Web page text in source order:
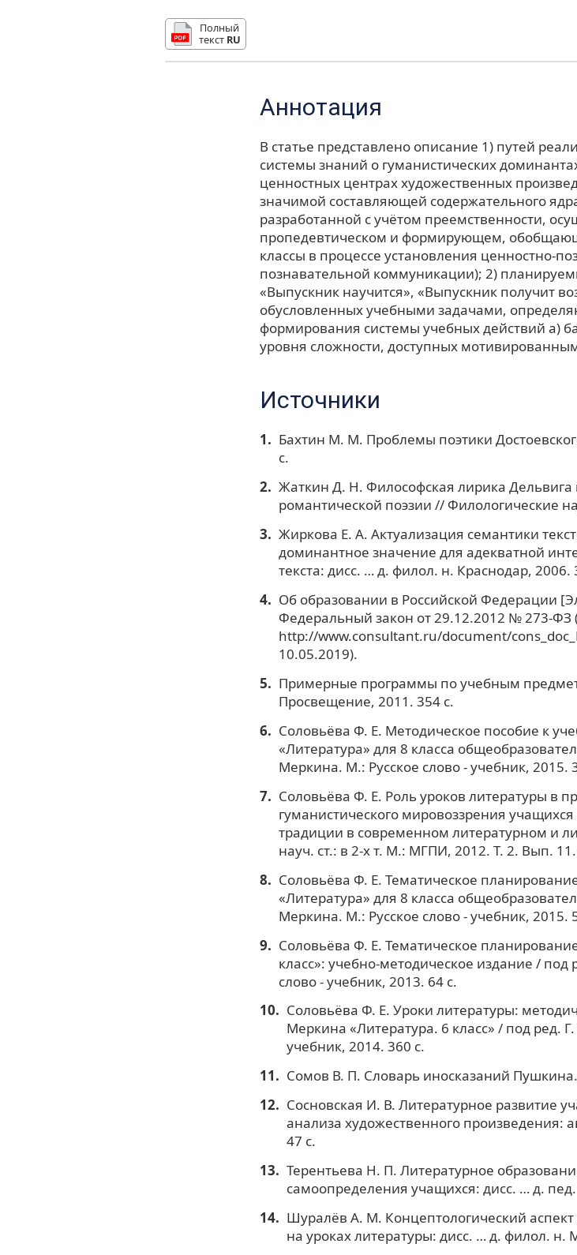
Полный
текст RU
Аннотация
В статье представлено описание 1) путей
системы знаний о гуманистических
ценностных центрах художественных
значимой составляющей содержательного
разработанной с учётом преемственности,
пропедевтическом и формирующем,
классы в процессе установления ценностно-
познавательной коммуникации); 2)
«Выпускник научится», «Выпускник получит
обусловленных учебными задачами,
формирования системы учебных действий а)
уровня сложности, доступных
Источники
Бахтин М. М. Проблемы поэтики
с.
Жаткин Д. Н. Философская лирика Дельвига
романтической поэзии // Филологические
Жиркова Е. А. Актуализация семантики
доминантное значение для адекватной
текста: дисс. … д. филол. н. Краснодар, 2006.
Об образовании в Российской Федерации
Федеральный закон от 29.12.2012 № 273-ФЗ
http://www.consultant.ru/document/
10.05.2019).
Примерные программы по учебным
Просвещение, 2011. 354 с.
Соловьёва Ф. Е. Методическое пособие к
«Литература» для 8 класса
Меркина. М.: Русское слово - учебник, 2015.
Соловьёва Ф. Е. Роль уроков литературы в
гуманистического мировоззрения
традиции в современном литературном и
науч. ст.: в 2-х т. М.: МГПИ, 2012. Т. 2. Вып.
Соловьёва Ф. Е. Тематическое
«Литература» для 8 класса
Меркина. М.: Русское слово - учебник, 2015.
Соловьёва Ф. Е. Тематическое
класс»: учебно-методическое издание /
слово - учебник, 2013. 64 с.
Соловьёва Ф. Е. Уроки литературы:
Меркина «Литература. 6 класс» / под ред.
учебник, 2014. 360 с.
Сомов В. П. Словарь иносказаний
Сосновская И. В. Литературное развитие
анализа художественного произведения:
47 с.
Терентьева Н. П. Литературное
самоопределения учащихся: дисс. … д.
Шуралёв A. M. Концептологический
на уроках литературы: дисс. … д. филол. н.